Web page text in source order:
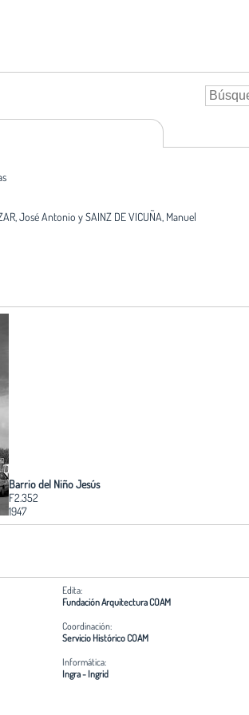
José Antonio y SAINZ DE VICUÑA, Manuel
Barrio del Niño Jesús
F2.352
1947
Edita:
Fundación Arquitectura COAM
Coordinación:
Servicio Histórico COAM
Informática:
Ingra - Ingrid